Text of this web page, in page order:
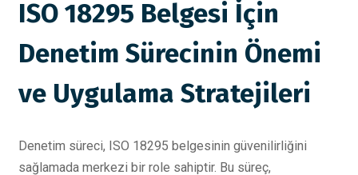
ISO 18295 Belgesi İçin
Denetim Sürecinin Önemi
ve Uygulama Stratejileri
Denetim süreci, ISO 18295 belgesinin güvenilirliğini
sağlamada merkezi bir role sahiptir. Bu süreç,